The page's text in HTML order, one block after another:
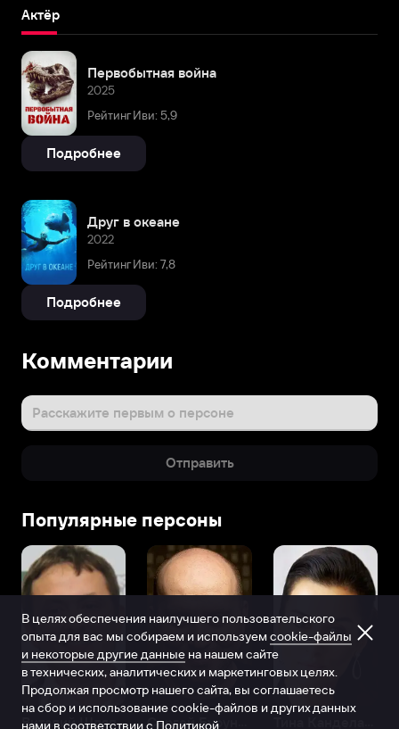
Актёр
Первобытная война
2025
Рейтинг Иви: 5,9
Подробнее
Друг в океане
2022
Рейтинг Иви: 7,8
Подробнее
Комментарии
Расскажите первым о персоне
Отправить
Популярные персоны
Виталий Шляппо
В целях обеспечения наилучшего пользовательского
опыта для вас мы собираем и используем cookie-файлы
и некоторые другие данные на нашем сайте
в технических, аналитических и маркетинговых целях.
Продолжая просмотр нашего сайта, вы соглашаетесь
на сбор и использование cookie-файлов и других данных
нами в соответствии с Политикой